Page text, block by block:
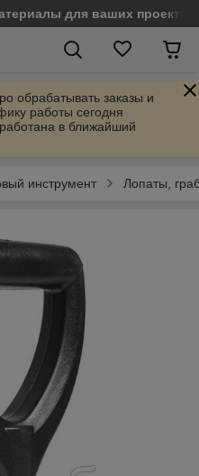
для ваших проектов
обрабатывать заказы и
работы сегодня
в ближайший
инструмент Лопаты,